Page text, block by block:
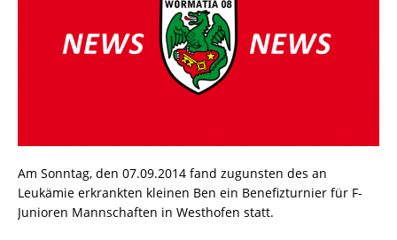
Am Sonntag, den 07.09.2014 fand zugunsten des an
Leukämie erkrankten kleinen Ben ein Benefizturnier für F-
Junioren Mannschaften in Westhofen statt.